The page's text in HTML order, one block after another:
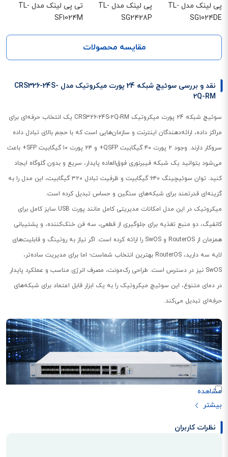
پی لینک مدل TL-
SG1024DE
پی لینک مدل TL-
SG2428P
تی پی لینک مدل TL-
SF1024M
مقایسه محصولات
نقد و بررسی سوئیچ شبکه 24 پورت میکروتیک مدل CRS326-24S-
2Q-RM
سوئیچ شبکه ۲4 پورت میکروتیک CRS326-24S-2Q-RM یک انتخاب حرفه‌ای برای
مراکز داده، ارائه‌دهندگان اینترنت و سازمان‌هایی است که با حجم بالای تبادل داده
سروکار دارند. وجود ۲ پورت ۴۰ گیگابیت QSFP+ و ۲۴ پورت ۱۰ گیگابیت SFP+ باعث
می‌شود بتوانید یک شبکه فیبرنوری فوق‌العاده پایدار، سریع و بدون گلوگاه ایجاد
کنید. توان سوئیچینگ ۶۴۰ گیگابیت و ظرفیت تبادل ۳۲۰ گیگابیت، این مدل را به
گزینه‌ای قدرتمند برای شبکه‌های سنگین و حساس تبدیل کرده است.
میکروتیک در این مدل امکانات مدیریتی کامل مانند پورت USB سایز کامل برای
کانفیگ، دو منبع تغذیه برای جلوگیری از قطعی، سه فن خنک‌کننده، و پشتیبانی
همزمان از RouterOS و SwOS را ارائه کرده است. اگر نیاز به روتینگ و قابلیت‌های
لایه سه دارید، RouterOS بهترین انتخاب شماست؛ اما برای مدیریت ساده‌تر،
SwOS نیز در دسترس است. طراحی رک‌مونت، مصرف انرژی مناسب و عملکرد پایدار
در دمای متنوع، این سوئیچ میکروتیک را به یک ابزار قابل اعتماد برای شبکه‌های
حرفه‌ای تبدیل می‌کند.
نظرات کاربران